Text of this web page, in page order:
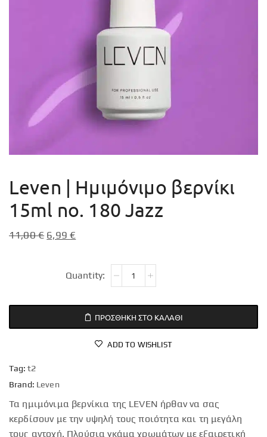
Leven | Ημιμόνιμο βερνίκι
15ml no. 180 Jazz
11,00€ 6,99€
ΠΡΟΣΘΉΚΗ ΣΤΟ ΚΑΛΆΘΙ
ADD TO WISHLIST
Tag: t2
Brand: Leven
Τα ημιμόνιμα βερνίκια της LEVEN ήρθαν να σας
κερδίσουν με την υψηλή τους ποιότητα και τη μεγάλη
τους αντοχή. Πλούσια γκάμα χρωμάτων με εξαιρετική